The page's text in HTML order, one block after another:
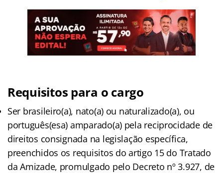
Requisitos para o cargo
Ser brasileiro(a), nato(a) ou naturalizado(a), ou
português(esa) amparado(a) pela reciprocidade de
direitos consignada na legislação específica,
preenchidos os requisitos do artigo 15 do Tratado
da Amizade, promulgado pelo Decreto nº 3.927, de